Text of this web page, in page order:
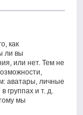
как
ли вы
или нет. Тем не
аватары, личные
группах и т. д.
мы